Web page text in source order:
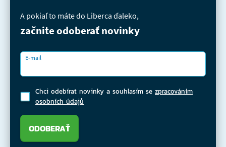
A pokiaľ to máte do Liberca ďaleko,
začnite odoberať novinky
E-mail
Chci odebírat novinky a souhlasím se zpracováním
osobních údajů
ODOBERAŤ